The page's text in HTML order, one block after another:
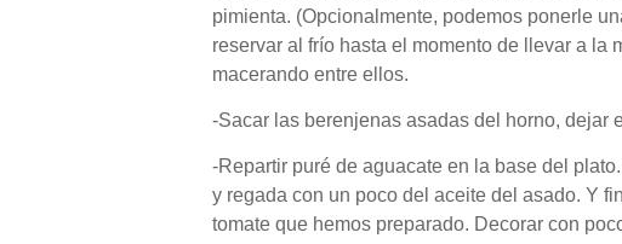
pimienta. (Opcionalmente, podemos ponerle
reservar al frío hasta el momento de llevar a la
macerando entre ellos.
-Sacar las berenjenas asadas del horno, dejar
-Repartir puré de aguacate en la base del
y regada con un poco del aceite del asado. Y
tomate que hemos preparado. Decorar con